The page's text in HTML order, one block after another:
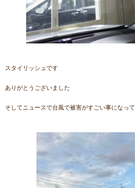
スタイリッシュです
ありがとうございました
そしてニュースで台風で被害がすごい事になっ